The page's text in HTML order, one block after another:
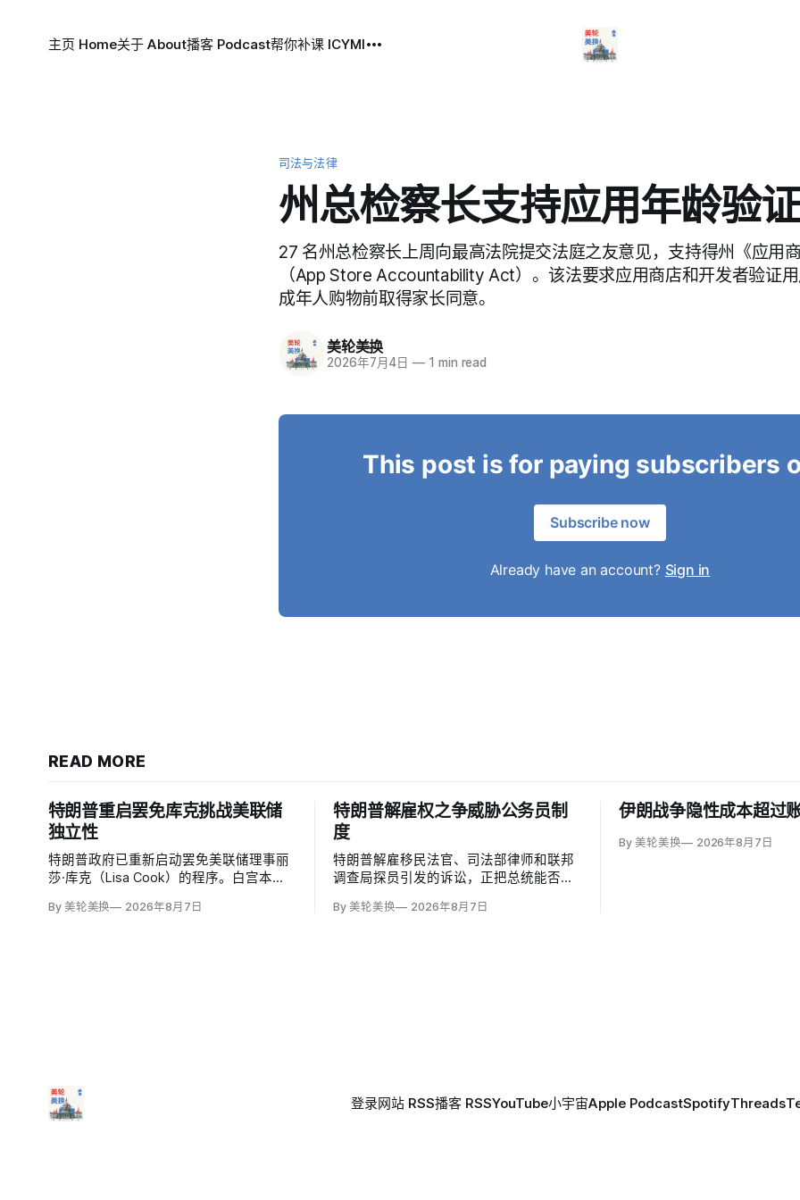
主页 Home关于 About播客 Podcast帮你补课 ICYMI
司法与法律
州总检察长支持应用年龄验证
27 名州总检察长上周向最高法院提交法庭之友意见，支持得州《应用
（App Store Accountability Act）。该法要求应用商店和开发者验证
成年人购物前取得家长同意。
美轮美换
2026年7月4日 — 1 min read
This post is for paying subscribers
Subscribe now
Already have an account? Sign in
READ MORE
特朗普重启罢免库克挑战美联储
独立性
特朗普政府已重新启动罢免美联储理事丽
莎·库克（Lisa Cook）的程序。白宫本周
贷欺诈指控和「重大过失」为由将她免
By 美轮美换 2026年8月7日
特朗普解雇权之争威胁公务员制
度
特朗普解雇移民法官、司法部律师和联邦
调查局探员引发的诉讼，正把总统能否绕
开除联邦雇员的问题推向最高法院。联邦
By 美轮美换 2026年8月7日
伊朗战争隐性成本超过
By 美轮美换 2026年8月7日
登录网站 RSS播客 RSSYouTube小宇宙Apple PodcastSpotifyThreads